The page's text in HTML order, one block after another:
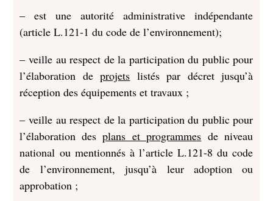
– est une autorité administrative indépendante
(article L.121-1 du code de l’environnement);
– veille au respect de la participation du public pour
l’élaboration deprojets listés par décret jusqu’à
réception des équipements et travaux ;
– veille au respect de la participation du public pour
l’élaboration desplans et programmes de niveau
national ou mentionnés à l’article L.121-8 du code
de l’environnement, jusqu’à leur adoption ou
approbation ;